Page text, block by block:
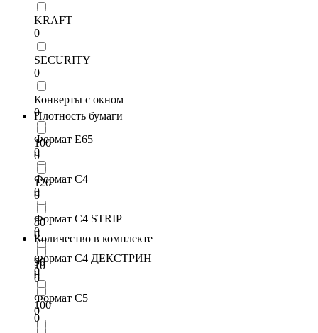
KRAFT
0
SECURITY
0
Конверты с окном
0
Формат Е65
0
Формат С4
0
Формат С4 STRIP
0
Формат С4 ДЕКСТРИН
0
Формат С5
0
Плотность бумаги
100
0
120
0
80
0
90
0
Количество в комплекте
10
0
100
0